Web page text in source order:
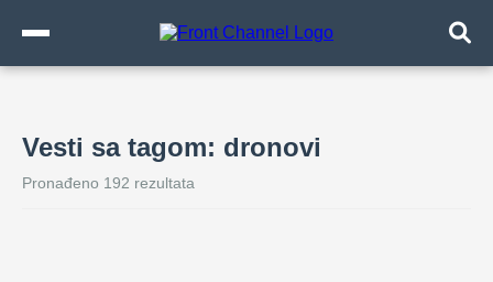
Vesti sa tagom: dronovi
Pronađeno 192 rezultata